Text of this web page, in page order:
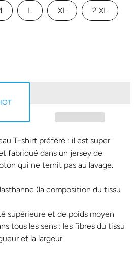
L XL 2 XL
T-shirt préféré : il est super
fabriqué dans un jersey de
qui ne ternit pas au lavage.
(la composition du tissu
supérieure et de poids moyen
tous les sens : les fibres du tissu
et la largeur